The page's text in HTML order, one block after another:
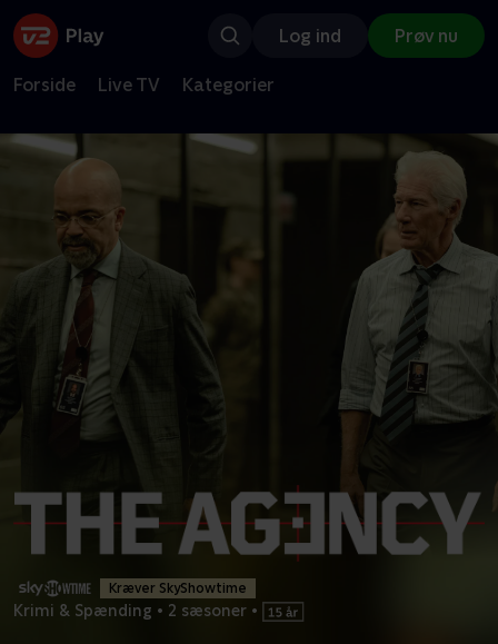
Log ind Prøv nu
Forside Live TV Kategorier
Kræver SkyShowtime
Krimi & Spænding • 2 sæsoner •